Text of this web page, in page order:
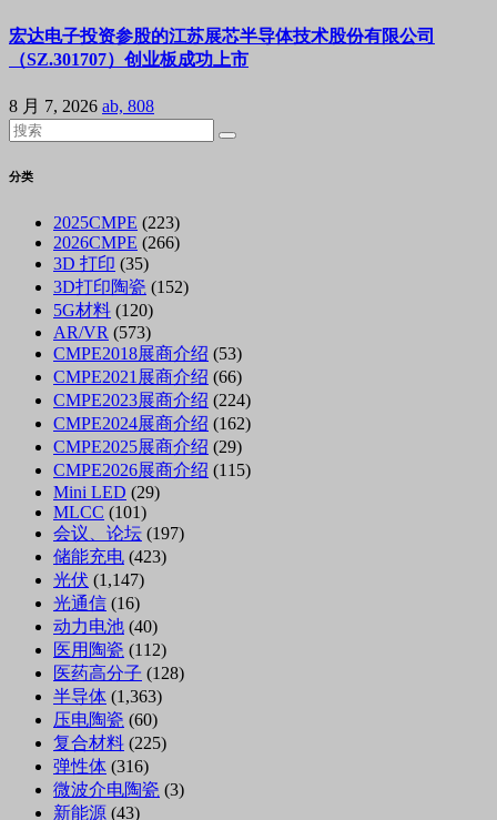
宏达电子投资参股的江苏展芯半导体技术股份有限公司
（SZ.301707）创业板成功上市
8 月 7, 2026 ab, 808
分类
2025CMPE (223)
2026CMPE (266)
3D 打印 (35)
3D打印陶瓷 (152)
5G材料 (120)
AR/VR (573)
CMPE2018展商介绍 (53)
CMPE2021展商介绍 (66)
CMPE2023展商介绍 (224)
CMPE2024展商介绍 (162)
CMPE2025展商介绍 (29)
CMPE2026展商介绍 (115)
Mini LED (29)
MLCC (101)
会议、论坛 (197)
储能充电 (423)
光伏 (1,147)
光通信 (16)
动力电池 (40)
医用陶瓷 (112)
医药高分子 (128)
半导体 (1,363)
压电陶瓷 (60)
复合材料 (225)
弹性体 (316)
微波介电陶瓷 (3)
新能源 (43)